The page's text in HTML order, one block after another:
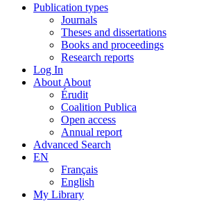
Publication types
Journals
Theses and dissertations
Books and proceedings
Research reports
Log In
About About
Érudit
Coalition Publica
Open access
Annual report
Advanced Search
EN
Français
English
My Library